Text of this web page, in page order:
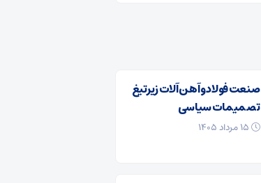
صنعت فولاد و آهن آلات زیر‌تیغ
تصمیمات سیاسی